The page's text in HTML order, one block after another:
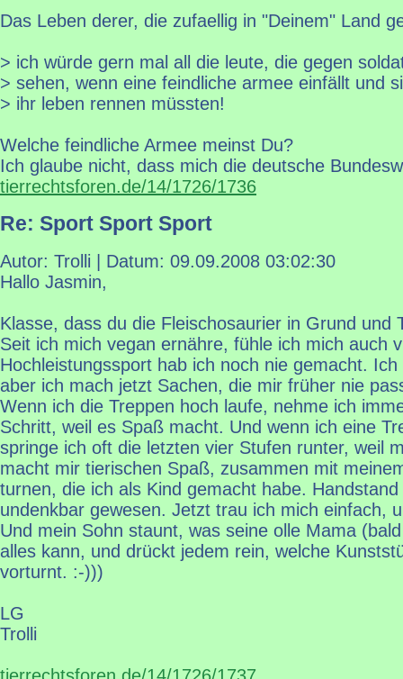
Das Leben derer, die zufaellig in "Deinem" Land
> ich würde gern mal all die leute, die gegen
> sehen, wenn eine feindliche armee einfällt und
> ihr leben rennen müssten!
Welche feindliche Armee meinst Du?
Ich glaube nicht, dass mich die deutsche
tierrechtsforen.de/14/1726/1736
Re: Sport Sport Sport
Autor: Trolli | Datum: 09.09.2008 03:02:30
Hallo Jasmin,
Klasse, dass du die Fleischosaurier in Grund und
Seit ich mich vegan ernähre, fühle ich mich auch
Hochleistungssport hab ich noch nie gemacht.
aber ich mach jetzt Sachen, die mir früher nie
Wenn ich die Treppen hoch laufe, nehme ich
Schritt, weil es Spaß macht. Und wenn ich eine
springe ich oft die letzten vier Stufen runter, weil
macht mir tierischen Spaß, zusammen mit
turnen, die ich als Kind gemacht habe.
undenkbar gewesen. Jetzt trau ich mich einfach,
Und mein Sohn staunt, was seine olle Mama
alles kann, und drückt jedem rein, welche
vorturnt. :-)))
LG
Trolli